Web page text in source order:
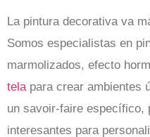
La pintura decorativa va
Somos especialistas en
marmolizados, efecto
tela para crear ambientes
un savoir-faire específico,
interesantes para